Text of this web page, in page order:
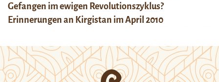
Gefangen im ewigen Revolutionszyklus?
Erinnerungen an Kirgistan im April 2010